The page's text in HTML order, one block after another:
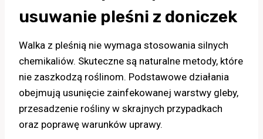
usuwanie pleśni z doniczek
Walka z pleśnią nie wymaga stosowania silnych
chemikaliów. Skuteczne są naturalne metody, które
nie zaszkodzą roślinom. Podstawowe działania
obejmują usunięcie zainfekowanej warstwy gleby,
przesadzenie rośliny w skrajnych przypadkach
oraz poprawę warunków uprawy.